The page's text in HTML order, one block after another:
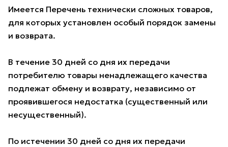
Имеется Перечень технически сложных товаров,
для которых установлен особый порядок замены
и возврата.
В течение 30 дней со дня их передачи
потребителю товары ненадлежащего качества
подлежат обмену и возврату, независимо от
проявившегося недостатка (существенный или
несущественный).
По истечении 30 дней со дня их передачи